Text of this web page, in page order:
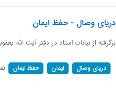
دریای وصال - حفظ ایمان
برگرفته از بیانات استاد در دفتر آیت الله
دریای وصال ایمان حفظ ایمان